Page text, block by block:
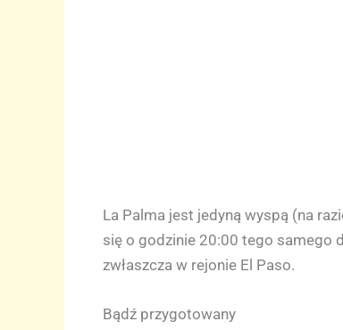
La Palma jest jedyną wyspą (na
się o godzinie 20:00 tego samego
zwłaszcza w rejonie El Paso.
Bądź przygotowany